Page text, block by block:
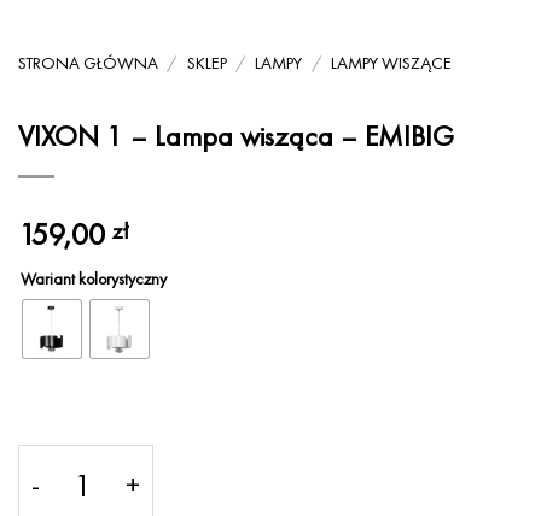
STRONA GŁÓWNA / SKLEP / LAMPY / LAMPY WISZĄCE
VIXON 1 – Lampa wisząca – EMIBIG
159,00zł
Wariant kolorystyczny